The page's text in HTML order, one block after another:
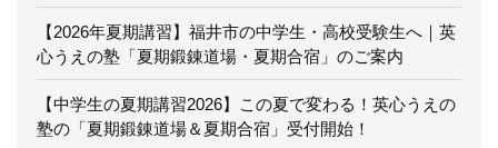
【2026年夏期講習】福井市の中学生・高校受験生へ｜英
心うえの塾「夏期鍛錬道場・夏期合宿」のご案内
【中学生の夏期講習2026】この夏で変わる！英心うえの
塾の「夏期鍛錬道場＆夏期合宿」受付開始！